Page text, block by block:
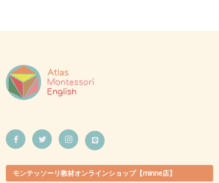
モンテッソーリ教材オンラインショップ【minne店】